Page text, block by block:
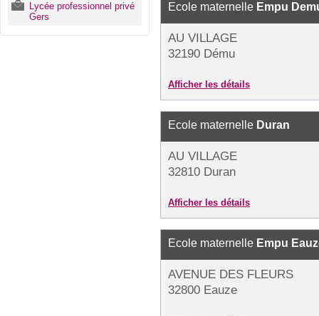
Lycée professionnel privé
Gers
Ecole maternelle Empu
AU VILLAGE
32190 Dému
Afficher les détails
Ecole maternelle Duran
AU VILLAGE
32810 Duran
Afficher les détails
Ecole maternelle Empu
AVENUE DES FLEURS
32800 Eauze